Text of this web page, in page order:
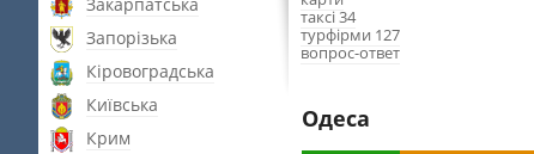
Запорізька
Кіровоградська
Київська
Крим
таксі 34
турфірми 127
вопрос-ответ
Одеса